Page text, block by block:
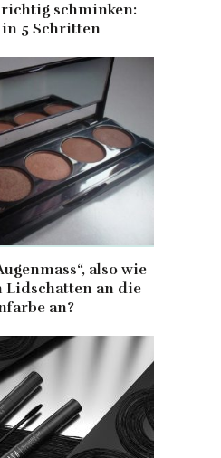
schminken:
in 5 Schritten
also wie
Lidschatten an die
an?